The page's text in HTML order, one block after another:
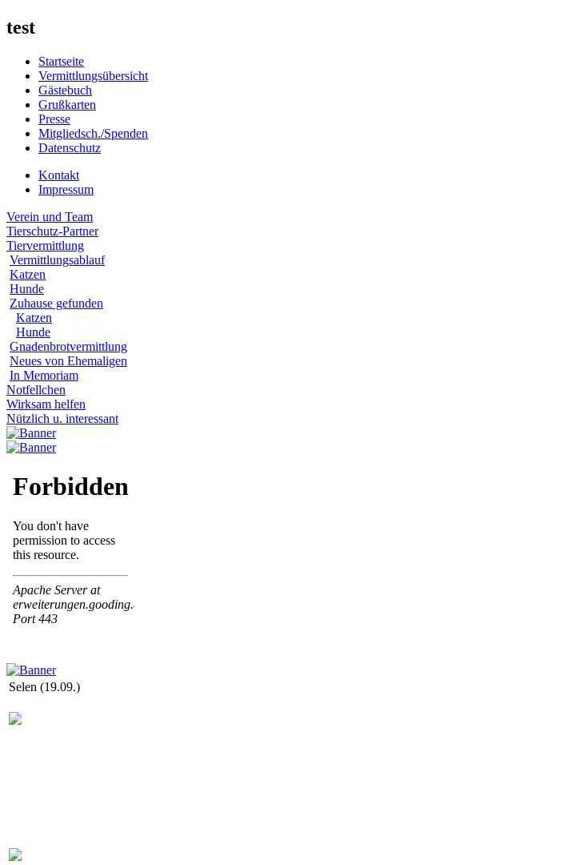
test
Startseite
Vermittlungsübersicht
Gästebuch
Grußkarten
Presse
Mitgliedsch./Spenden
Datenschutz
Kontakt
Impressum
Verein und Team
Tierschutz-Partner
Tiervermittlung
Vermittlungsablauf
Katzen
Hunde
Zuhause gefunden
Katzen
Hunde
Gnadenbrotvermittlung
Neues von Ehemaligen
In Memoriam
Notfellchen
Wirksam helfen
Nützlich u. interessant
Selen (19.09.)